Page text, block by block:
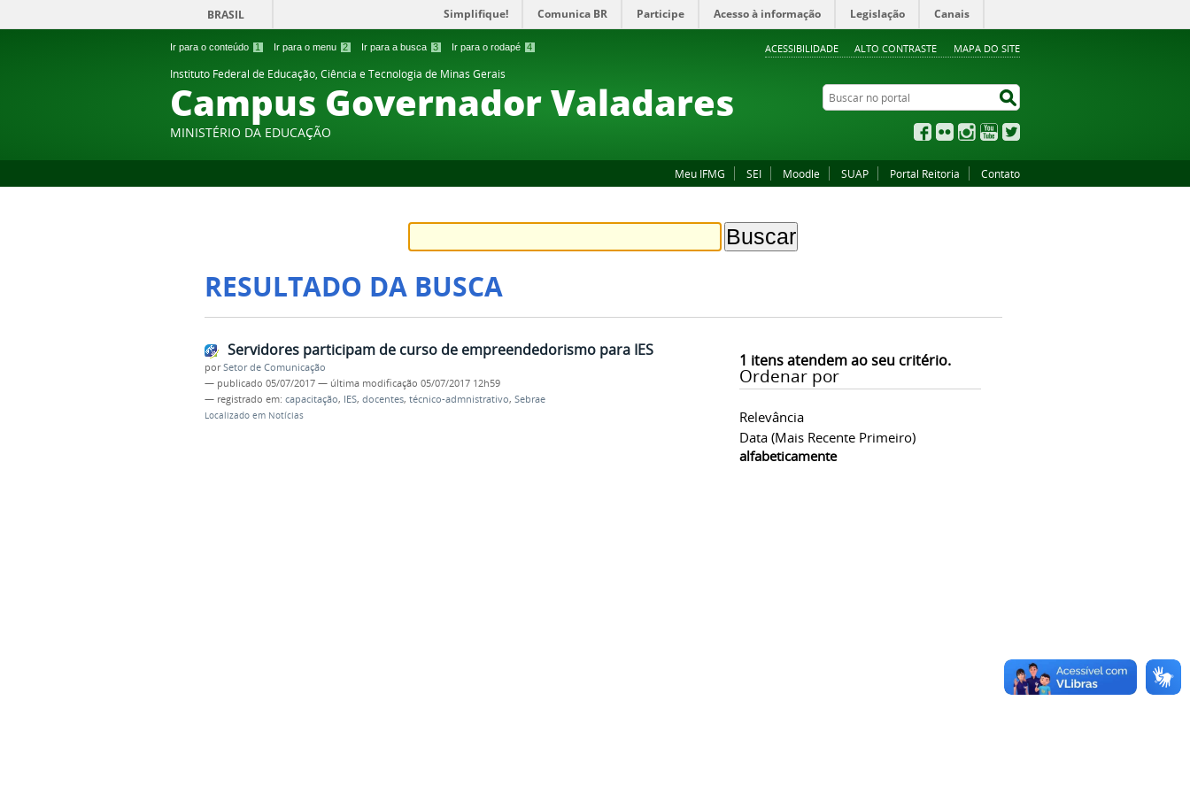
Ir para o conteúdo 1 Ir para o menu 2 Ir para a busca 3 Ir para o rodapé 4 ACESSIBILIDADE ALTO CONTRASTE MAPA DO SITE
BRASIL Simplifique! Comunica BR Participe Acesso à informação Legislação Canais
Instituto Federal de Educação, Ciência e Tecnologia de Minas Gerais
Campus Governador Valadares
MINISTÉRIO DA EDUCAÇÃO
Buscar no portal
Facebook
Flickr InstagramYouTube
Meu IFMG SEI Moodle SUAP Portal Reitoria Contato
RESULTADO DA BUSCA
1 itens atendem ao seu critério.
Ordenar por
Relevância
Data (mais Recente Primeiro)
alfabeticamente
Servidores participam de curso de empreendedorismo para IES
porSetor de Comunicação
— publicado 05/07/2017 — última modificação 05/07/2017 12h59
— registrado em: capacitação, IES, docentes, técnico-admnistrativo, Sebrae
Localizado em Notícias